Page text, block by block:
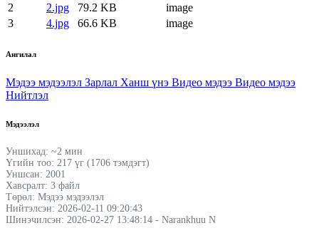
2
2.jpg 79.2 KB
image
3
4.jpg 66.6 KB image
Ангилал
Мэдээ мэдээлэл Зарлал Ханш үнэ Видео мэдээ Видео мэдээ
Нийтлэл
Мэдээлэл
Уншихад: ~2 мин
Үгийн тоо: 217 үг (1706 тэмдэгт)
Уншсан: 2001
Хавсралт: 3 файл
Төрөл: Мэдээ мэдээлэл
Нийтэлсэн: 2026-02-11 09:20:43
Шинэчилсэн: 2026-02-27 13:48:14 - Narankhuu N